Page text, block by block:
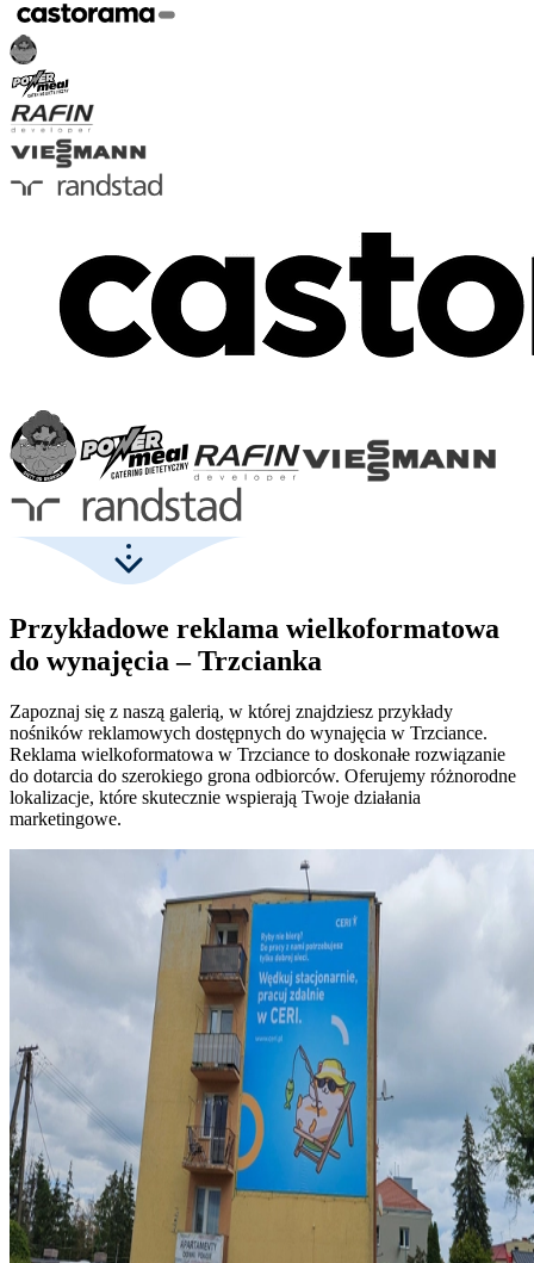
Przykładowe reklama wielkoformatowa
do wynajęcia – Trzcianka
Zapoznaj się z naszą galerią, w której znajdziesz przykłady
nośników reklamowych dostępnych do wynajęcia w Trzciance.
Reklama wielkoformatowa w Trzciance to doskonałe rozwiązanie
do dotarcia do szerokiego grona odbiorców. Oferujemy różnorodne
lokalizacje, które skutecznie wspierają Twoje działania
marketingowe.